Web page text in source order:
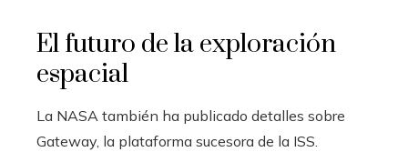
El futuro de la exploración
espacial
La NASA también ha publicado detalles sobre
Gateway, la plataforma sucesora de la ISS.